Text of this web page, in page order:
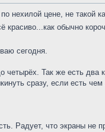
нехилой цене, не такой
красиво...как обычно
сегодня.
четырёх. Так же есть два
сразу, если есть
Радует, что экраны не